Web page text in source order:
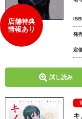
店舗特典
情報あり
発
定
試し読み